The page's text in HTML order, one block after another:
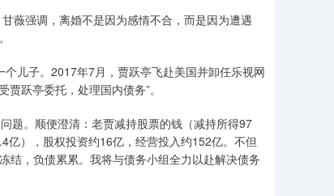
薇强调，离婚不是因为感情不合，而是因为遭遇
儿子。2017年7月，贾跃亭飞赴美国并卸任乐视网
跃亭委托，处理国内债务”。
题。顺便澄清：老贾减持股票的钱（减持所得97
），股权投资约16亿，经营投入约152亿。不但
结，负债累累。我将与债务小组全力以赴解决债务